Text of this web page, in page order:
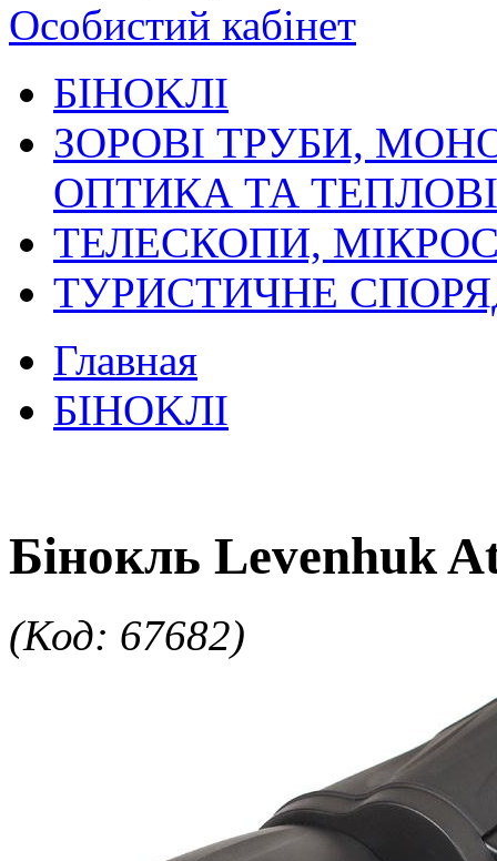
Особистий кабінет
БIHOKЛI
ЗОРОВІ ТРУБИ,
ОПТИКА ТА
ТЕЛЕСКОПИ,
ТУРИСТИЧНЕ
Главная
БIHOKЛI
Бінокль Levenhuk
(Код: 67682)